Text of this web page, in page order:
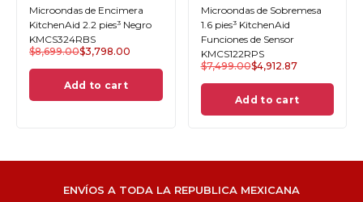
Microondas de Encimera
KitchenAid 2.2 pies³ Negro
KMCS324RBS
$8,699.00$3,798.00
Add to cart
Microondas de Sobremesa
1.6 pies³ KitchenAid
Funciones de Sensor
KMCS122RPS
$7,499.00$4,912.87
Add to cart
ENVÍOS A TODA LA REPUBLICA MEXICANA